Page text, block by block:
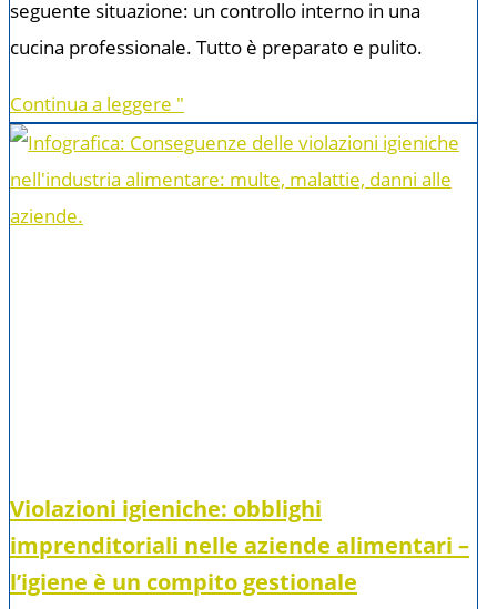
seguente situazione: un controllo interno in una
cucina professionale. Tutto è preparato e pulito.
Continua a leggere "
Violazioni igieniche: obblighi
imprenditoriali nelle aziende alimentari –
l’igiene è un compito gestionale